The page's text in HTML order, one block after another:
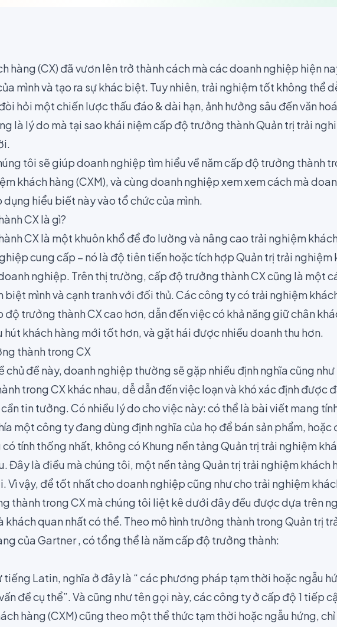
hàng(CX) đã vươn lên trở thành cách mà các doanh nghiệp hiện
mình và tạo ra sự khác biệt. Tuy nhiên, trải nghiệm tốt không thể
hỏi một chiến lược thấu đáo & dài hạn, ảnh hưởng sâu đến văn
là lý do mà tại sao khái niệm cấp độ trưởng thành Quản trị trải
tôi sẽ giúp doanh nghiệp tìm hiểu về năm cấp độ trưởng thành
khách hàng (CXM), và cùng doanh nghiệp xem xem cách mà
hiểu biết này vào tổ chức của mình.
CX là gì?
CX là một khuôn khổ để đo lường và nâng cao trải nghiệm
cung cấp – nó là độ tiên tiến hoặc tích hợp Quản trị trải nghiệm
nghiệp. Trên thị trường, cấp độ trưởng thành CX cũng là một
biệt mình và cạnh tranh với đối thủ. Các công ty có trải nghiệm
độ trưởng thành CX cao hơn, dẫn đến việc có khả năng giữ chân
hút khách hàng mới tốt hơn, và gặt hái được nhiều doanh thu hơn.
thành trong CX
chủ đề này, doanh nghiệp thường sẽ gặp nhiều định nghĩa cũng như
trong CX khác nhau, dễ dẫn đến việc loạn và khó xác định được
tin tưởng. Có nhiều lý do cho việc này: có thể là bài viết mang
một công ty đang dùng định nghĩa của họ để bán sản phẩm, hoặc
tính thống nhất, không có Khung nền tảng Quản trị trải nghiệm
Đây là điều mà chúng tôi, một nền tảng Quản trị trải nghiệm khách
Vì vậy, để tốt nhất cho doanh nghiệp cũng như cho trải nghiệm
thành trong CX mà chúng tôi liệt kê dưới đây đều được dựa trên
khách quan nhất có thể. Theo mô hình trưởng thành trong Quản trị
của Gartner, có tổng thể là năm cấp độ trưởng thành:
Latin, nghĩa ở đây là “các phương pháp tạm thời hoặc ngẫu
đề cụ thể”. Và cũng như tên gọi này, các công ty ở cấp độ 1 tiếp
hàng (CXM) cũng theo một thể thức tạm thời hoặc ngẫu hứng, chỉ